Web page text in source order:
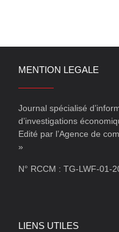
MENTION LEGALE
Journal spécialisé
d’investigations
Edité par l’Agence de
»
N° RCCM : TG-LWF-01-
LIENS UTILES